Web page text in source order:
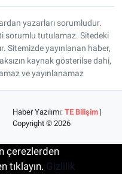
yazarları sorumludur.
sorumlu tutulamaz. Sitedeki
Sitemizde yayınlanan haber,
kaynak gösterilse dahi,
ve yayınlanamaz
Haber Yazılımı:TE Bilişim |
Copyright © 2026
çerezlerden
tıklayın. Gizlilik